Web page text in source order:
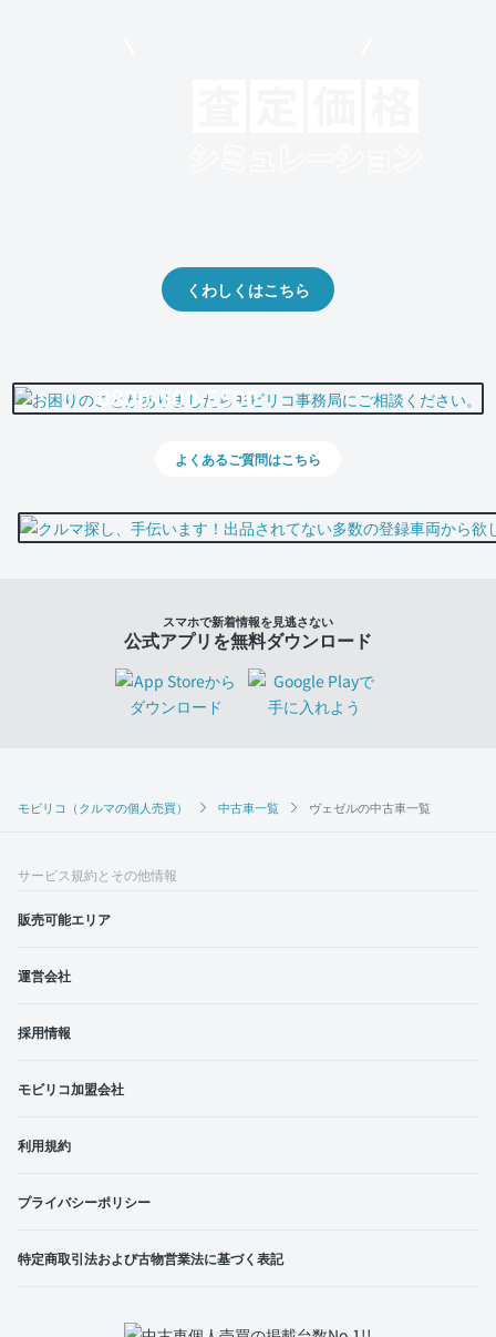
モビリコ（クルマの個人売買） 中古車一覧 ヴェゼルの中古車一覧
くわしくはこちら
0800-500-5500
よくあるご質問はこちら
スマホで新着情報を見逃さない
公式アプリを無料ダウンロード
サービス規約とその他情報
販売可能エリア
運営会社
採用情報
モビリコ加盟会社
利用規約
プライバシーポリシー
特定商取引法および古物営業法に基づく表記